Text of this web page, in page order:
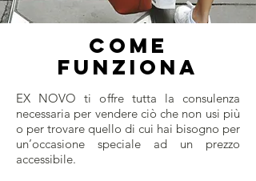
COME
FUNZIONA
EX NOVO ti offre tutta la consulenza
necessaria per vendere ciò che non usi più
o per trovare quello di cui hai bisogno per
un’occasione speciale ad un prezzo
accessibile.